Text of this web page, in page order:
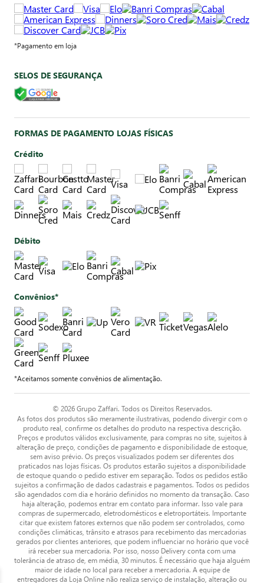
*Pagamento em loja
SELOS DE SEGURANÇA
FORMAS DE PAGAMENTO LOJAS FÍSICAS
Crédito
Débito
Convênios*
*Aceitamos somente convênios de alimentação.
© 2026 Grupo Zaffari. Todos os Direitos Reservados.
As fotos dos produtos são meramente ilustrativas, podendo divergir com o
produto real, confirme os detalhes do produto na respectiva descrição.
Preços e produtos válidos exclusivamente, para compras no site, sujeitos à
alteração de preço, condições de pagamento e disponibilidade de estoque,
sem aviso prévio. Os preços visualizados podem ser diferentes dos
praticados nas lojas físicas. Os produtos estarão sujeitos a disponibilidade
de estoque quando o pedido estiver em separação. Todos os pedidos estão
sujeitos a confirmação de dados cadastrais e pagamentos. Todos os pedidos
são agendados com dia e horário definidos no momento da transação. Caso
haja alteração, podemos entrar em contato para informar. Isso vale para
compras de supermercado, eletrodomésticos e eletroportáteis. Importante
citar que existem fatores externos que não podem ser controlados, como
condições climáticas, trânsito e atrasos para recebimento das mercadorias
gerados por clientes anteriores, que podem influenciar no horário que você
irá receber sua mercadoria. Por isso, nosso Delivery conta com uma
tolerância de atraso de, em média, 30 minutos. É necessário que haja alguém
maior de idade no local para receber a mercadoria. A equipe de
entregadores da Loja Online não realiza serviço de instalação, alteração ou